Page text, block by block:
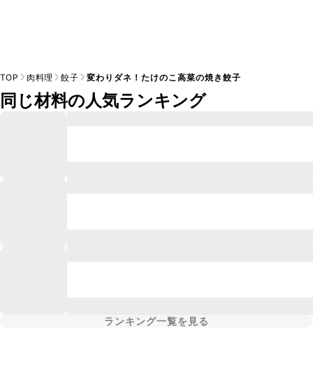
TOP 肉料理 餃子 変わりダネ！たけのこ高菜の焼き餃子
同じ材料の人気ランキング
ランキング一覧を見る